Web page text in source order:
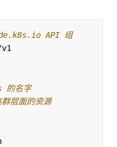
API 组
的名字
层面的资源